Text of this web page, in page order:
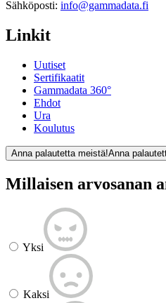
Sähköposti: info@gammadata.fi
Linkit
Uutiset
Sertifikaatit
Gammadata 360°
Ehdot
Ura
Koulutus
Anna palautetta meistä!Anna
Millaisen arvosanan
Yksi
Kaksi